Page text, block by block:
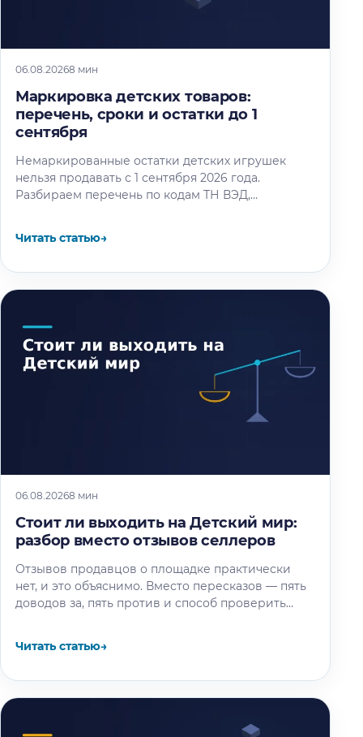
06.08.20268 мин
Маркировка детских товаров:
перечень, сроки и остатки до 1
сентября
Немаркированные остатки детских игрушек
нельзя продавать с 1 сентября 2026 года.
Разбираем перечень по кодам ТН ВЭД,
Читать статью→
06.08.20268 мин
Стоит ли выходить на Детский мир:
разбор вместо отзывов селлеров
Отзывов продавцов о площадке практически
нет, и это объяснимо. Вместо пересказов — пять
доводов за, пять против и способ проверить
Читать статью→